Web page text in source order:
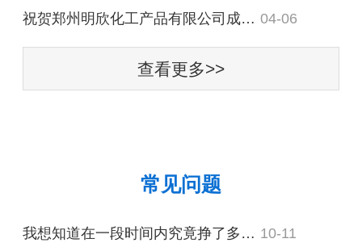
祝贺郑州明欣化工产品有限公司成功实施才掌柜进销存管理软件！ 04-06
查看更多>>
常见问题
我想知道在一段时间内究竟挣了多少？ 10-11